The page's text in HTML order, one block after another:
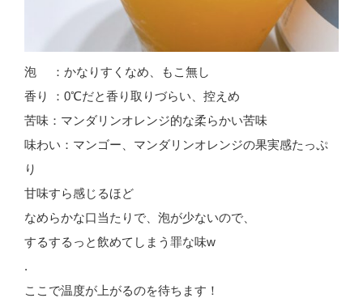
泡 ：かなりすくなめ、もこ無し
香り ：0℃だと香り取りづらい、控えめ
苦味：マンダリンオレンジ的な柔らかい苦味
味わい：マンゴー、マンダリンオレンジの果実感たっぷ
り
甘味すら感じるほど
なめらかな口当たりで、泡が少ないので、
するするっと飲めてしまう罪な味w
.
ここで温度が上がるのを待ちます！